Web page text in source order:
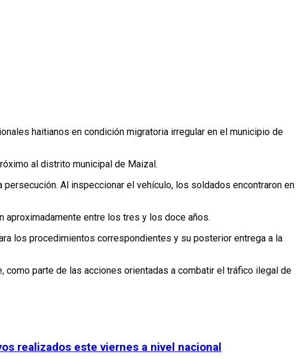
haitianos en condición migratoria irregular en el municipio de
al distrito municipal de Maizal.
Al inspeccionar el vehículo, los soldados encontraron en
aproximadamente entre los tres y los doce años.
los procedimientos correspondientes y su posterior entrega a la
como parte de las acciones orientadas a combatir el tráfico ilegal de
realizados este viernes a nivel nacional